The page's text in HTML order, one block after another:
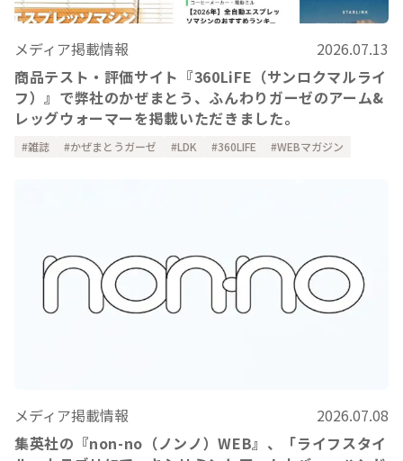
メディア掲載情報
2026.07.13
商品テスト・評価サイト『360LiFE（サンロクマルライ
フ）』で弊社のかぜまとう、ふんわりガーゼのアーム&
レッグウォーマーを掲載いただきました。
雑誌 かぜまとうガーゼ LDK 360LIFE WEBマガジン
メディア掲載情報
2026.07.08
集英社の『non-no（ノンノ）WEB』、「ライフスタイ